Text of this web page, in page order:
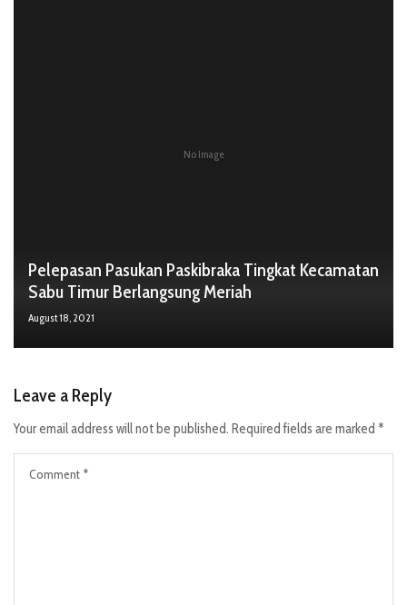
No Image
Pelepasan Pasukan Paskibraka Tingkat Kecamatan
Sabu Timur Berlangsung Meriah
August 18, 2021
Leave a Reply
Your email address will not be published. Required fields are marked *